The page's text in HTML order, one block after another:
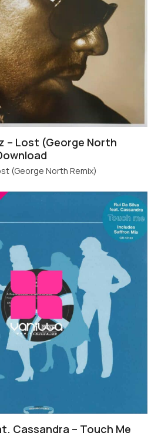
– Lost (George North
(George North Remix)
Cassandra – Touch Me